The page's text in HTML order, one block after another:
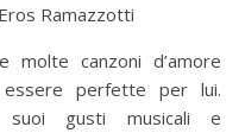
Ramazzotti
molte canzoni d’amore
essere perfette per lui.
gusti musicali e